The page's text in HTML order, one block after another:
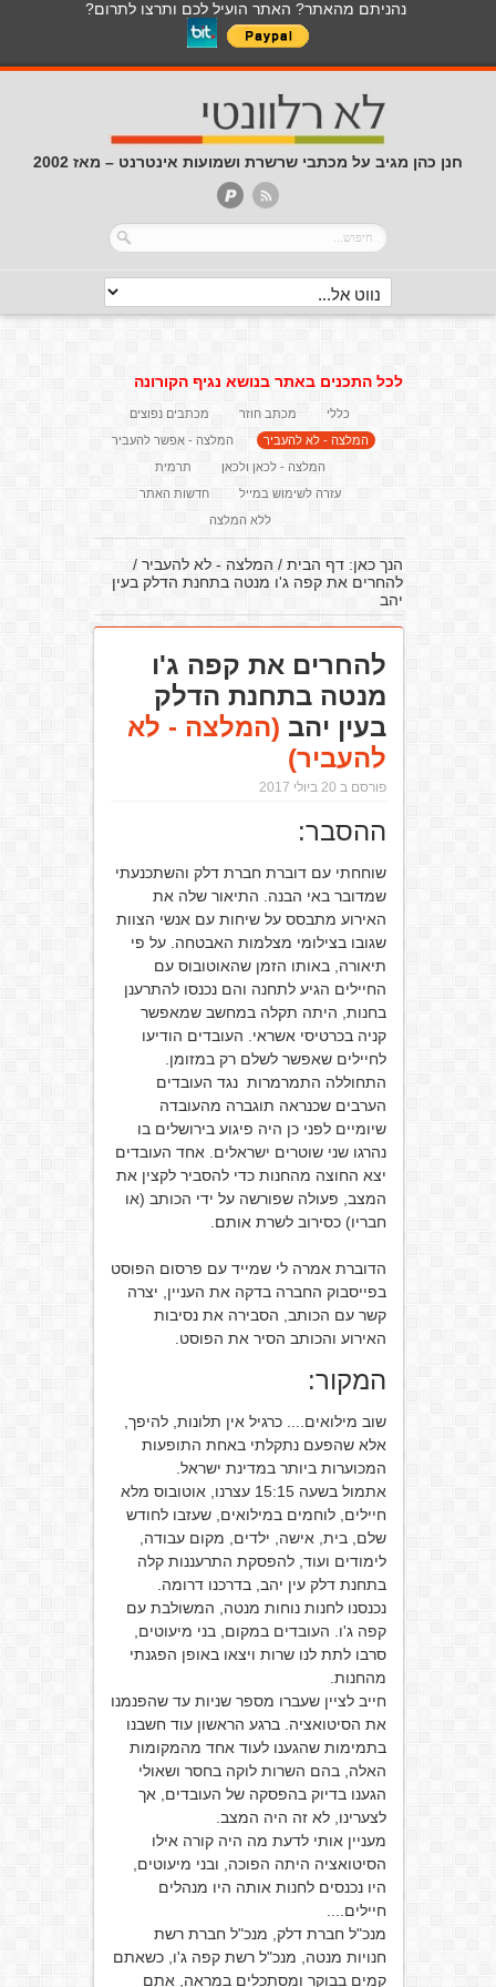
נהניתם מהאתר? האתר הועיל לכם ותרצו לתרום?
חנן כהן מגיב על מכתבי שרשרת ושמועות אינטרנט – מאז 2002
לכל התכנים באתר בנושא נגיף הקורונה
כללי מכתב חוזר
מכתבים נפוצים
המלצה - לא להעביר
המלצה - אפשר להעביר
המלצה - לכאן ולכאן
תרמית
עזרה לשימוש במייל
חדשות האתר
ללא המלצה
הנך כאן:דף הבית / המלצה - לא להעביר /
להחרים את קפה ג'ו מנטה בתחנת הדלק בעין
יהב
להחרים את קפה ג'ו
מנטה בתחנת הדלק
בעין יהב (המלצה - לא
להעביר)
פורסם ב 20 ביולי 2017
ההסבר:
שוחחתי עם דוברת חברת דלק והשתכנעתי
שמדובר באי הבנה. התיאור שלה את
האירוע מתבסס על שיחות עם אנשי הצוות
שגובו בצילומי מצלמות האבטחה. על פי
תיאורה, באותו הזמן שהאוטובוס עם
החיילים הגיע לתחנה והם נכנסו להתרענן
בחנות, היתה תקלה במחשב שמאפשר
קניה בכרטיסי אשראי. העובדים הודיעו
לחיילים שאפשר לשלם רק במזומן.
התחוללה התמרמרות נגד העובדים
הערבים שכנראה תוגברה מהעובדה
שיומיים לפני כן היה פיגוע בירושלים בו
נהרגו שני שוטרים ישראלים. אחד העובדים
יצא החוצה מהחנות כדי להסביר לקצין את
המצב, פעולה שפורשה על ידי הכותב (או
חבריו) כסירוב לשרת אותם.
הדוברת אמרה לי שמייד עם פרסום הפוסט
בפייסבוק החברה בדקה את העניין, יצרה
קשר עם הכותב, הסבירה את נסיבות
האירוע והכותב הסיר את הפוסט.
המקור:
שוב מילואים.... כרגיל אין תלונות, להיפך,
אלא שהפעם נתקלתי באחת התופעות
המכוערות ביותר במדינת ישראל.
אתמול בשעה 15:15 עצרנו, אוטובוס מלא
חיילים, לוחמים במילואים, שעזבו לחודש
שלם, בית, אישה, ילדים, מקום עבודה,
לימודים ועוד, להפסקת התרעננות קלה
בתחנת דלק עין יהב, בדרכנו דרומה.
נכנסנו לחנות נוחות מנטה, המשולבת עם
קפה ג'ו. העובדים במקום, בני מיעוטים,
סרבו לתת לנו שרות ויצאו באופן הפגנתי
מהחנות.
חייב לציין שעברו מספר שניות עד שהפנמנו
את הסיטואציה. ברגע הראשון עוד חשבנו
בתמימות שהגענו לעוד אחד מהמקומות
האלה, בהם השרות לוקה בחסר ושאולי
הגענו בדיוק בהפסקה של העובדים, אך
לצערינו, לא זה היה המצב.
מעניין אותי לדעת מה היה קורה אילו
הסיטואציה היתה הפוכה, ובני מיעוטים,
היו נכנסים לחנות אותה היו מנהלים
חיילים....
מנכ"ל חברת דלק, מנכ"ל חברת רשת
חנויות מנטה, מנכ"ל רשת קפה ג'ו, כשאתם
קמים בבוקר ומסתכלים במראה, אתם